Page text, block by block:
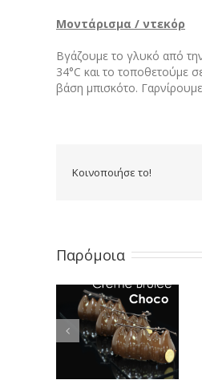
Μοντάρισμα / ντεκόρ
Βγάζουμε το γλυκό από
34°C και το τοποθετούμε
βάση μπισκότο.
Κοινοποιήσε το!
Παρόμοια
Η ΣΥΝΤΑΓΗ ΤΟΥ
ΜΗΝΑ –
ΙΑΝΟΥΑΡΙΟΣ